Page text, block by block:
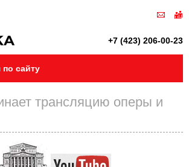
+7 (423) 206-00-23
по сайту
трансляцию оперы и